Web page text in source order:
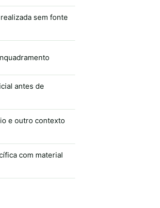
sem fonte
antes de
e outro contexto
com material